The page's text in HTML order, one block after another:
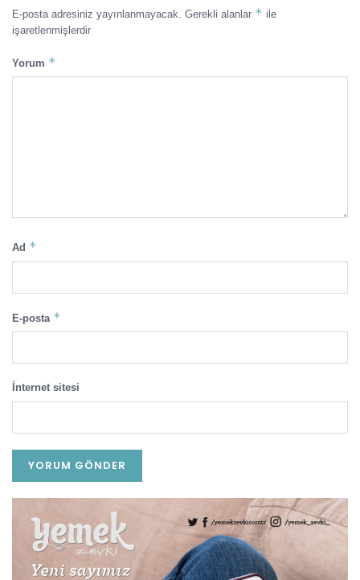
E-posta adresiniz yayınlanmayacak. Gerekli alanlar * ile
işaretlenmişlerdir
Yorum *
Ad *
E-posta *
İnternet sitesi